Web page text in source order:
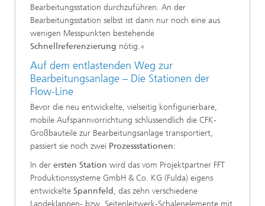
Bearbeitungsstation durchzuführen. An der
Bearbeitungsstation selbst ist dann nur noch eine aus
wenigen Messpunkten bestehende
Schnellreferenzierung nötig.«
Auf dem entlastenden Weg zur
Bearbeitungsanlage – Die Stationen der
Flow-Line
Bevor die neu entwickelte, vielseitig konfigurierbare,
mobile Aufspannvorrichtung schlussendlich die CFK-
Großbauteile zur Bearbeitungsanlage transportiert,
passiert sie noch zwei Prozessstationen:
In der ersten Station wird das vom Projektpartner FFT
Produktionssysteme GmbH & Co. KG (Fulda) eigens
entwickelte Spannfeld, das zehn verschiedene
Landeklappen- bzw. Seitenleitwerk-Schalenelemente mit